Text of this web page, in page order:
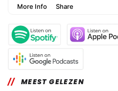
MEEST GELEZEN